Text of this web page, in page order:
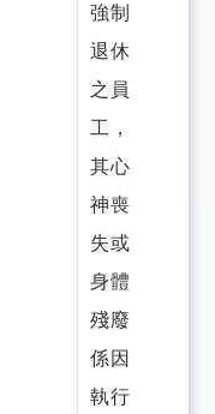
強制
退休
之員
工，
其心
神喪
失或
身體
殘廢
係因
執行